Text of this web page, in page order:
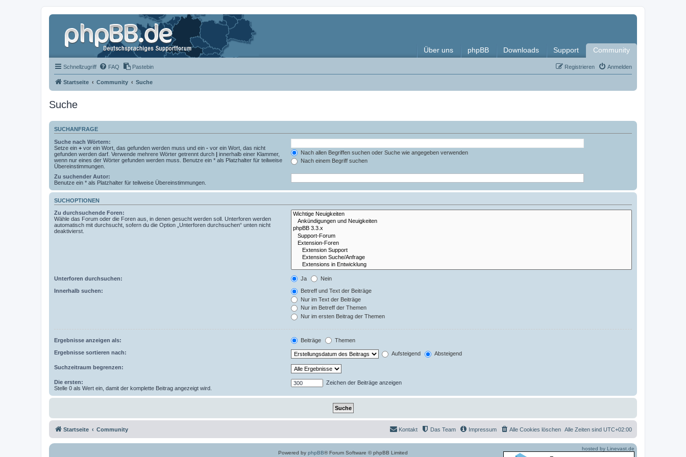
Über uns phpBB Downloads Support Community
Schnellzugriff FAQ Pastebin Anmelden
Registrieren
Startseite Community Suche
Suche
SUCHANFRAGE
Suche nach Wörtern:
Setze ein + vor ein Wort, das gefunden werden muss und ein - vor ein Wort, das nicht
gefunden werden darf. Verwende mehrere Wörter getrennt durch | innerhalb einer Klammer,
wenn nur eines der Wörter gefunden werden muss. Benutze ein * als Platzhalter für teilweise
Übereinstimmungen.
Nach allen Begriffen suchen oder Suche wie angegeben verwenden
Nach einem Begriff suchen
Zu suchender Autor:
Benutze ein * als Platzhalter für teilweise Übereinstimmungen.
SUCHOPTIONEN
Zu durchsuchende Foren:
Wähle das Forum oder die Foren aus, in denen gesucht werden soll. Unterforen werden
automatisch mit durchsucht, sofern du die Option „Unterforen durchsuchen“ unten nicht
deaktivierst.
Unterforen durchsuchen: Ja Nein
Innerhalb suchen:
Betreff und Text der Beiträge
Nur im Text der Beiträge
Nur im Betreff der Themen
Nur im ersten Beitrag der Themen
Ergebnisse anzeigen als: Beiträge Themen
Ergebnisse sortieren nach: Aufsteigend Absteigend
Suchzeitraum begrenzen:
Die ersten:
Stelle 0 als Wert ein, damit der komplette Beitrag angezeigt wird.
Zeichen der Beiträge anzeigen
Startseite Community Alle Zeiten sind UTC+02:00
Alle Cookies löschen
Impressum
Das Team
Kontakt
Powered by phpBB® Forum Software © phpBB Limited
hosted by Linevast.de